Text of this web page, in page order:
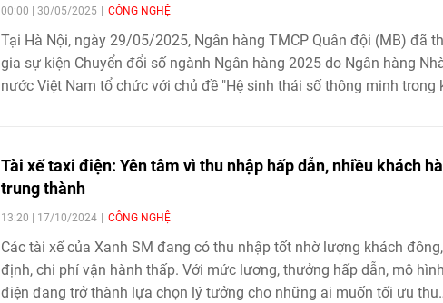
00:00 | 30/05/2025 CÔNG NGHỆ
Tại Hà Nội, ngày 29/05/2025, Ngân hàng TMCP Quân đội (MB) đã
gia sự kiện Chuyển đổi số ngành Ngân hàng 2025 do Ngân hàng
nước Việt Nam tổ chức với chủ đề "Hệ sinh thái số thông minh trong
Tài xế taxi điện: Yên tâm vì thu nhập hấp dẫn, nhiều khách
trung thành
13:20 | 17/10/2024 CÔNG NGHỆ
Các tài xế của Xanh SM đang có thu nhập tốt nhờ lượng khách
định, chi phí vận hành thấp. Với mức lương, thưởng hấp dẫn, mô
điện đang trở thành lựa chọn lý tưởng cho những ai muốn tối ưu thu